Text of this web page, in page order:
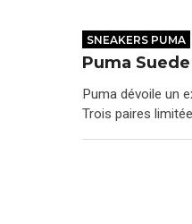
SNEAKERS PUMA
Puma
Puma dévoile un
Trois paires